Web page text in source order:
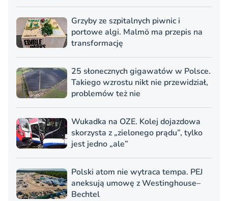
Grzyby ze szpitalnych piwnic i
portowe algi. Malmö ma przepis na
transformację
25 słonecznych gigawatów w Polsce.
Takiego wzrostu nikt nie przewidział,
problemów też nie
Wukadka na OZE. Kolej dojazdowa
skorzysta z „zielonego prądu”, tylko
jest jedno „ale”
Polski atom nie wytraca tempa. PEJ
aneksują umowę z Westinghouse–
Bechtel